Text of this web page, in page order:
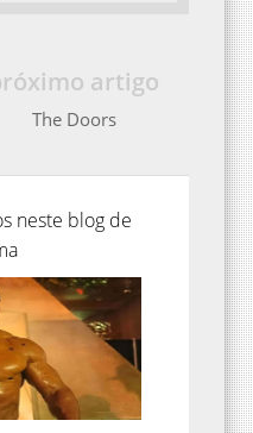
artigo
The Doors
neste blog de